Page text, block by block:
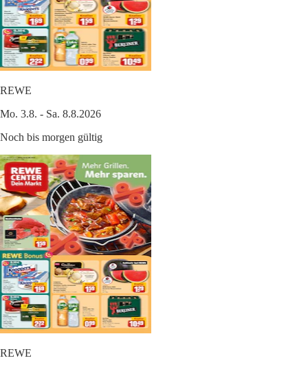
REWE
Mo. 3.8. - Sa. 8.8.2026
Noch bis morgen gültig
REWE